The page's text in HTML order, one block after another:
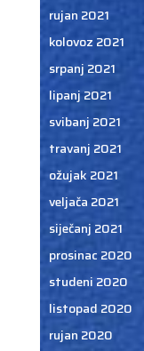
rujan 2021
kolovoz 2021
srpanj 2021
lipanj 2021
svibanj 2021
travanj 2021
ožujak 2021
veljača 2021
siječanj 2021
prosinac 2020
studeni 2020
listopad 2020
rujan 2020